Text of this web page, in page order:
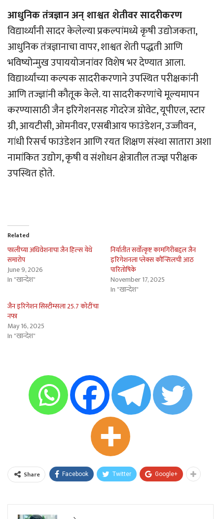
आधुनिक तंत्रज्ञान अन् शाश्वत शेतीवर सादरीकरण
विद्यार्थ्यांनी सादर केलेल्या प्रकल्पांमध्ये कृषी उद्योजकता,
आधुनिक तंत्रज्ञानाचा वापर, शाश्वत शेती पद्धती आणि
भविष्योन्मुख उपाययोजनांवर विशेष भर देण्यात आला.
विद्यार्थ्यांच्या कल्पक सादरीकरणाने उपस्थित परीक्षकांनी
आणि तज्ज्ञांनी कौतूक केले. या सादरीकरणांचे मूल्यमापन
करण्यासाठी जैन इरिगेशनसह गोदरेज ग्रोवेट, यूपीएल, स्टार
ग्री, आयटीसी, ओमनीवर, एसबीआय फाउंडेशन, उज्जीवन,
गांधी रिसर्च फाउंडेशन आणि रयत शिक्षण संस्था सातारा अशा
नामांकित उद्योग, कृषी व संशोधन क्षेत्रातील तज्ज्ञ परीक्षक
उपस्थित होते.
Related
फालीच्या अधिवेशनाचा जैन हिल्स येथे
समारोप
June 9, 2026
In "खान्देश"
निर्यातीत सर्वोत्कृष्ट कामगिरीबद्दल जैन
इरिगेशनला प्लेक्स कौन्सिलची आठ
पारितोषिके
November 17, 2025
In "खान्देश"
जैन इरिगेशन सिस्टीम्सला 25.7 कोटींचा
नफा
May 16, 2025
In "खान्देश"
Share Facebook Twitter Google+